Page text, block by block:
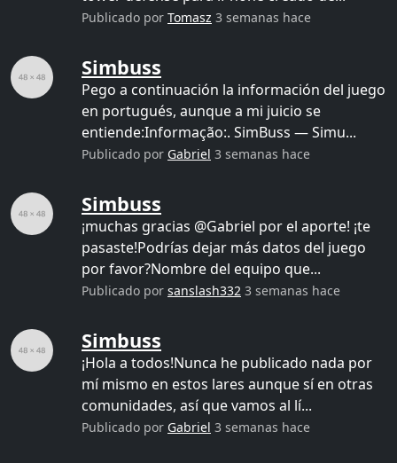
Publicado por Tomasz 3 semanas hace
Simbuss
Pego a continuación la información del juego
en portugués, aunque a mi juicio se
entiende:Informação:. SimBuss — Simu...
Publicado por Gabriel 3 semanas hace
Simbuss
¡muchas gracias @Gabriel por el aporte! ¡te
pasaste!Podrías dejar más datos del juego
por favor?Nombre del equipo que...
Publicado por sanslash332 3 semanas hace
Simbuss
¡Hola a todos!Nunca he publicado nada por
mí mismo en estos lares aunque sí en otras
comunidades, así que vamos al lí...
Publicado por Gabriel 3 semanas hace